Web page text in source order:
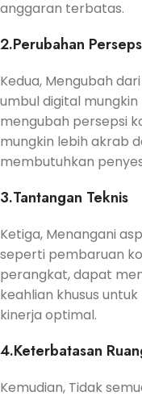
anggaran terbatas.
2.Perubahan
Kedua, Mengubah
umbul digital
mengubah persepsi
mungkin lebih akrab
membutuhkan
3.Tantangan Teknis
Ketiga, Menangani
seperti pembaruan
perangkat, dapat
keahlian khusus
kinerja optimal.
4.Keterbatasan
Kemudian, Tidak